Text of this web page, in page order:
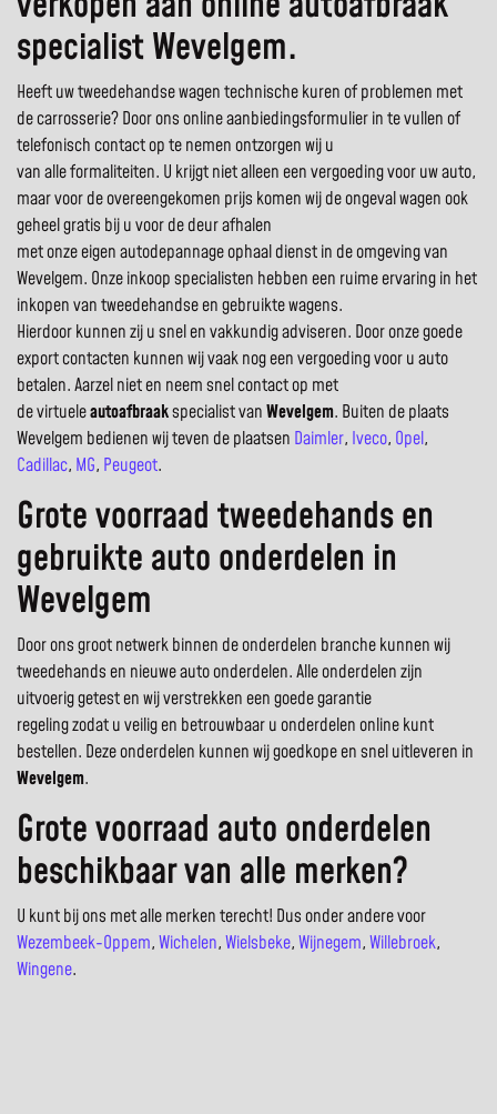
specialist Wevelgem.
Heeft uw tweedehandse wagen technische kuren of problemen met
de carrosserie? Door ons online aanbiedingsformulier in te vullen of
telefonisch contact op te nemen ontzorgen wij u
van alle formaliteiten. U krijgt niet alleen een vergoeding voor uw auto,
maar voor de overeengekomen prijs komen wij de ongeval wagen ook
geheel gratis bij u voor de deur afhalen
met onze eigen autodepannage ophaal dienst in de omgeving van
Wevelgem. Onze inkoop specialisten hebben een ruime ervaring in het
inkopen van tweedehandse en gebruikte wagens.
Hierdoor kunnen zij u snel en vakkundig adviseren. Door onze goede
export contacten kunnen wij vaak nog een vergoeding voor u auto
betalen. Aarzel niet en neem snel contact op met
de virtueleautoafbraakspecialist vanWevelgem. Buiten de plaats
Wevelgem bedienen wij teven de plaatsen Daimler, Iveco, Opel,
Cadillac, MG, Peugeot.
Grote voorraad tweedehands en
gebruikte auto onderdelen in
Wevelgem
Door ons groot netwerk binnen de onderdelen branche kunnen wij
tweedehands en nieuwe auto onderdelen. Alle onderdelen zijn
uitvoerig getest en wij verstrekken een goede garantie
regeling zodat u veilig en betrouwbaar u onderdelen online kunt
bestellen. Deze onderdelen kunnen wij goedkope en snel uitleveren in
Wevelgem.
Grote voorraad auto onderdelen
beschikbaar van alle merken?
U kunt bij ons met alle merken terecht! Dus onder andere voor
Wezembeek-Oppem,Wichelen,Wielsbeke,Wijnegem,Willebroek,
Wingene.